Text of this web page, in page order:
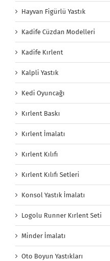
Hayvan Figürlü Yastık
Kadife Cüzdan Modelleri
Kadife Kırlent
Kalpli Yastık
Kedi Oyuncağı
Kırlent Baskı
Kırlent İmalatı
Kırlent Kılıfı
Kırlent Kılıfı Setleri
Konsol Yastık İmalatı
Logolu Runner Kırlent Seti
Minder İmalatı
Oto Boyun Yastıkları